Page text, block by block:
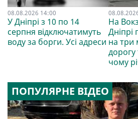
08.08.2026 14:00
У Дніпрі з 10 по 14
серпня відключатимуть
воду за борги. Усі адреси
На
на три
дорогу
чому
ПОПУЛЯРНЕ ВІДЕО